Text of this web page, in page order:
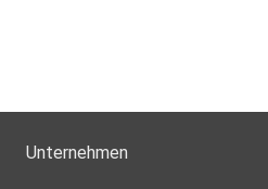
Unternehmen